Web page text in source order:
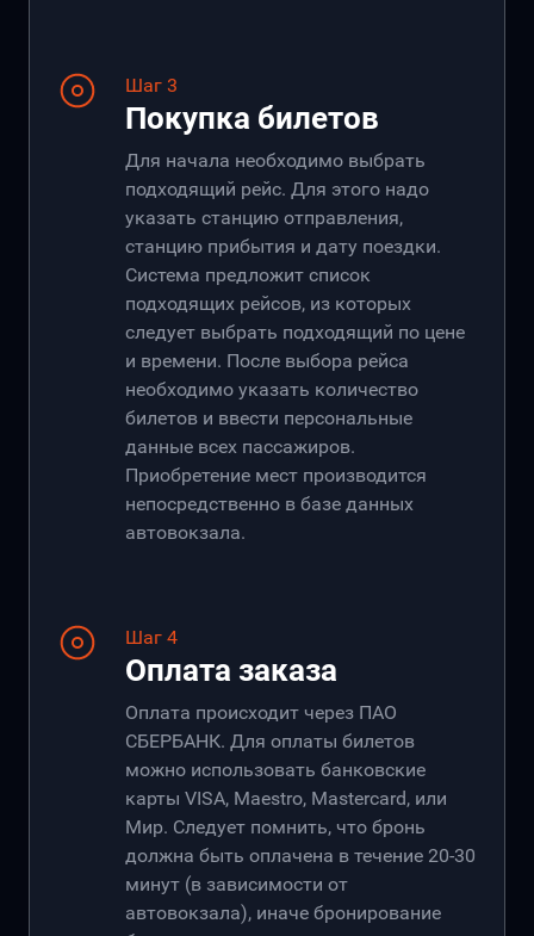
Шаг 3
Покупка билетов
Для начала необходимо выбрать
подходящий рейс. Для этого надо
указать станцию отправления,
станцию прибытия и дату поездки.
Система предложит список
подходящих рейсов, из которых
следует выбрать подходящий по цене
и времени. После выбора рейса
необходимо указать количество
билетов и ввести персональные
данные всех пассажиров.
Приобретение мест производится
непосредственно в базе данных
автовокзала.
Шаг 4
Оплата заказа
Оплата происходит через ПАО
СБЕРБАНК. Для оплаты билетов
можно использовать банковские
карты VISA, Maestro, Mastercard, или
Мир. Следует помнить, что бронь
должна быть оплачена в течение 20-30
минут (в зависимости от
автовокзала), иначе бронирование